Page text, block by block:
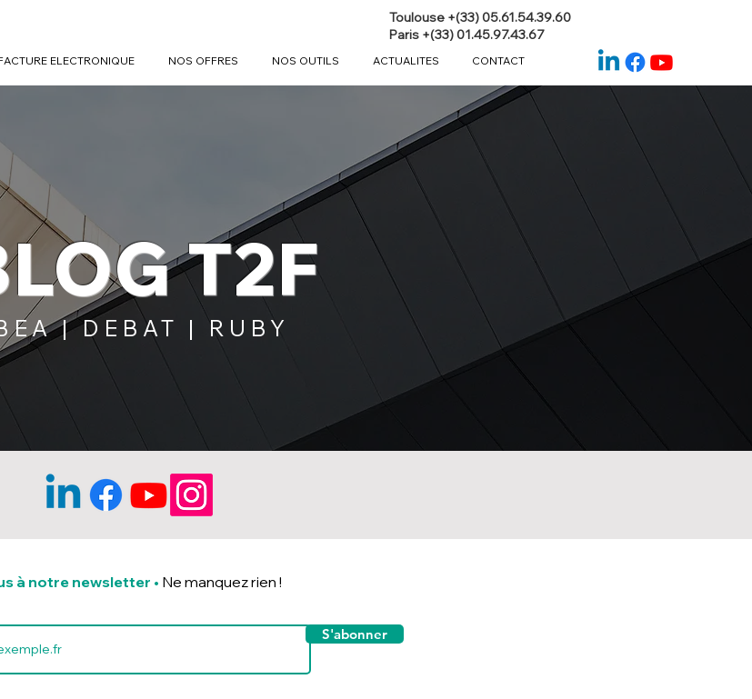
Toulouse +(33) 05.61.54.39.60
Paris +(33) 01.45.97.43.67
ELECTRONIQUE NOS OFFRES NOS OUTILS ACTUALITES CONTACT
T2F
| DEBAT | RUBY
à notre newsletter • Ne manquez rien !
S'abonner